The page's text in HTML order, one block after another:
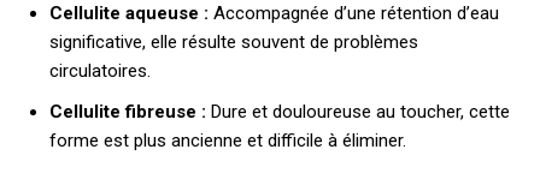
Cellulite aqueuse : Accompagnée d’une rétention d’eau
significative, elle résulte souvent de problèmes
circulatoires.
Cellulite fibreuse : Dure et douloureuse au toucher, cette
forme est plus ancienne et difficile à éliminer.